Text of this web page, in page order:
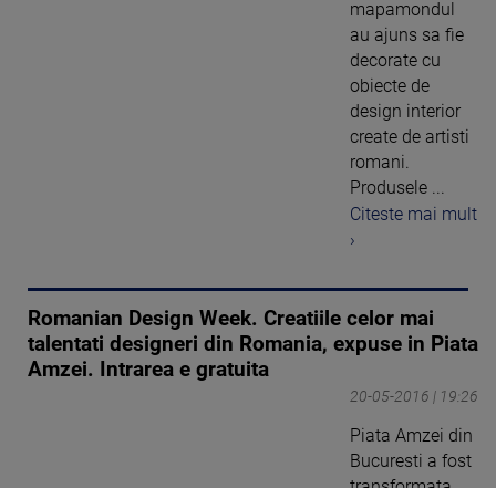
mapamondul
au ajuns sa fie
decorate cu
obiecte de
design interior
create de artisti
romani.
Produsele ...
Citeste mai mult
›
Romanian Design Week. Creatiile celor mai
talentati designeri din Romania, expuse in Piata
Amzei. Intrarea e gratuita
20-05-2016 | 19:26
Piata Amzei din
Bucuresti a fost